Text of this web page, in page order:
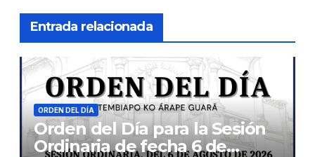
Entrada relacionada
ORDEN DEL DÍA
Orden del Día para la Sesión
Ordinaria de fecha 6 de